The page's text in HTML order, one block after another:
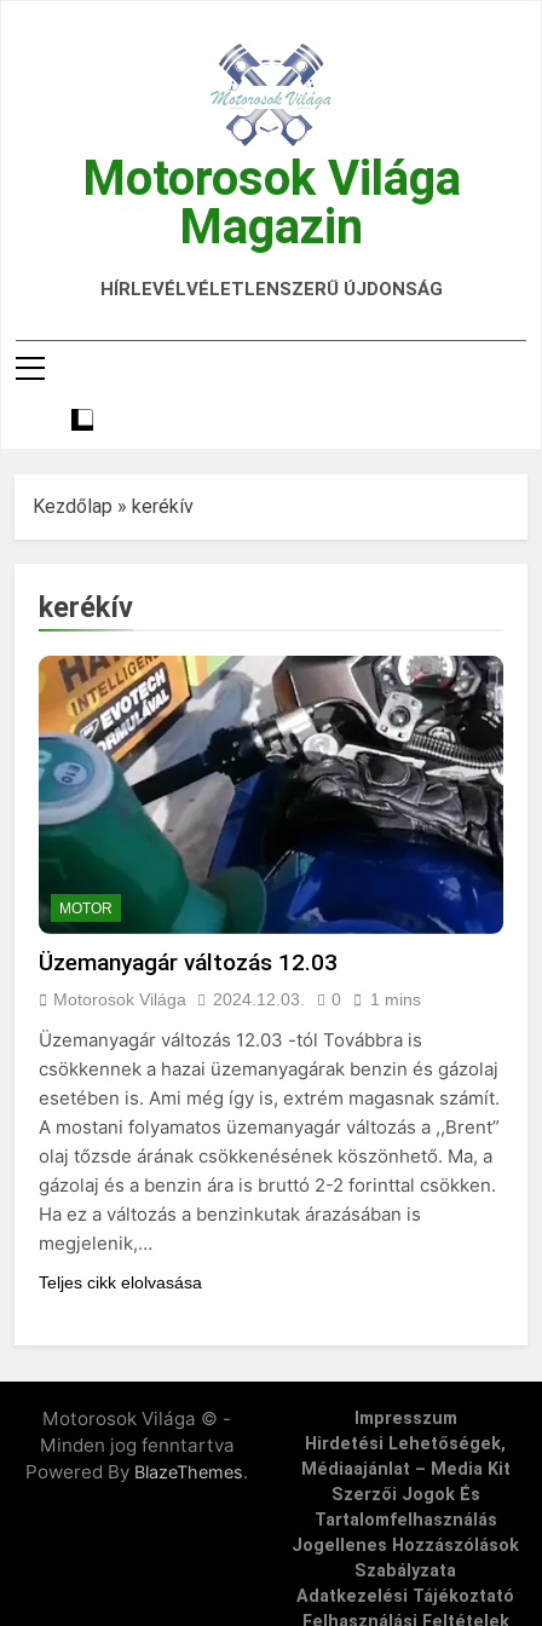
Motorosok Világa
Magazin
Hírek, Tesztek, Élmények Egy Helyen!
HÍRLEVÉLVÉLETLENSZERŰ ÚJDONSÁG
Kezdőlap » kerékív
kerékív
MOTOR
Üzemanyagár változás 12.03
Motorosok Világa 2024.12.03. 0 1 mins
Üzemanyagár változás 12.03 -tól Továbbra is
csökkennek a hazai üzemanyagárak benzin és gázolaj
esetében is. Ami még így is, extrém magasnak számít.
A mostani folyamatos üzemanyagár változás a ,,Brent”
olaj tőzsde árának csökkenésének köszönhető. Ma, a
gázolaj és a benzin ára is bruttó 2-2 forinttal csökken.
Ha ez a változás a benzinkutak árazásában is
megjelenik,…
Teljes cikk elolvasása
Motorosok Világa © -
Minden jog fenntartva
Powered By BlazeThemes.
Impresszum
Hirdetési Lehetőségek,
Médiaajánlat – Media Kit
Szerzői Jogok És
Tartalomfelhasználás
Jogellenes Hozzászólások
Szabályzata
Adatkezelési Tájékoztató